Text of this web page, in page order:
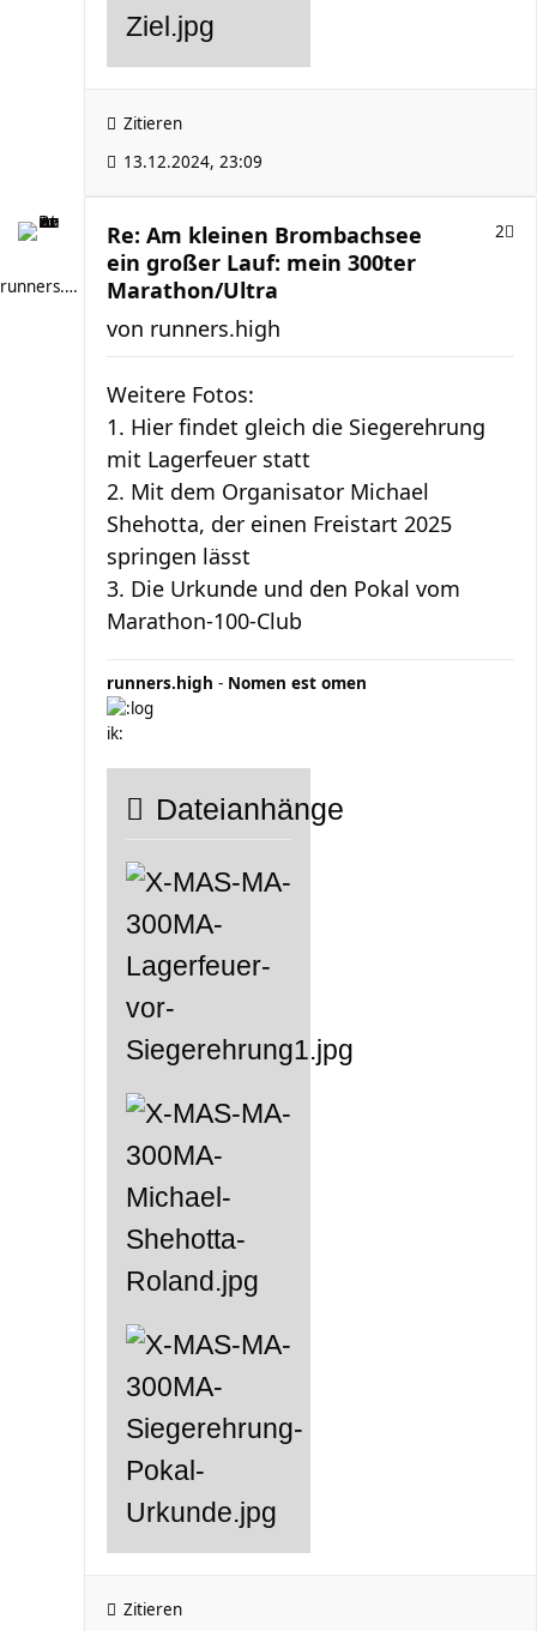
Zitieren
13.12.2024, 23:09
runners.high
Re: Am kleinen Brombachsee
ein großer Lauf: mein 300ter
Marathon/Ultra
2
von runners.high
Weitere Fotos:
1. Hier findet gleich die Siegerehrung
mit Lagerfeuer statt
2. Mit dem Organisator Michael
Shehotta, der einen Freistart 2025
springen lässt
3. Die Urkunde und den Pokal vom
Marathon-100-Club
runners.high - Nomen est omen
Dateianhänge
Zitieren